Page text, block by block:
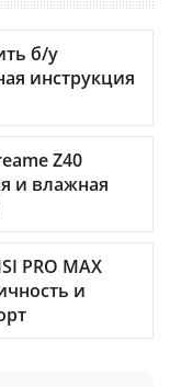
б/у
инструкция
Z40
и влажная
PRO MAX
и